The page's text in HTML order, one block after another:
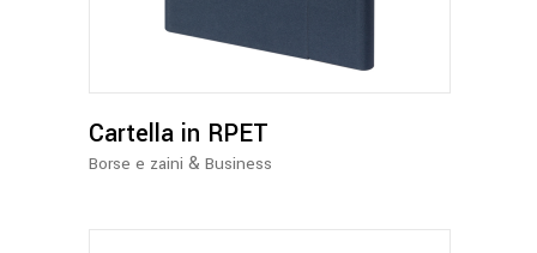
opzioni
essere
Cartella in RPET
Borse e zaini & Business